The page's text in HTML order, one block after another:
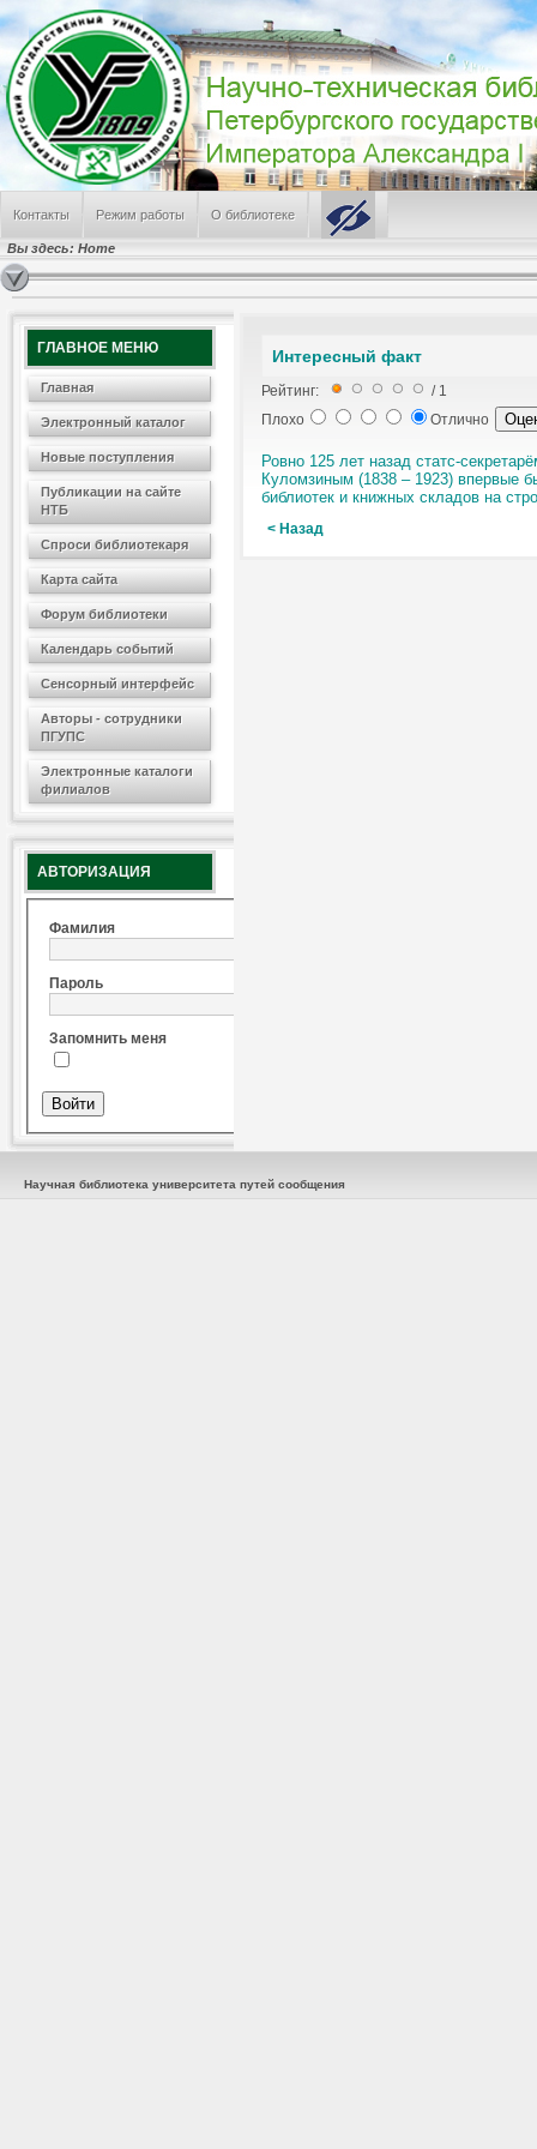
Контакты Режим работы О библиотеке
Вы здесь: Home
ГЛАВНОЕ МЕНЮ
Главная
Электронный каталог
Новые поступления
Публикации на сайте
НТБ
Спроси библиотекаря
Карта сайта
Форум библиотеки
Календарь событий
Сенсорный интерфейс
Авторы - сотрудники
ПГУПС
Электронные каталоги
филиалов
АВТОРИЗАЦИЯ
Фамилия
Пароль
Запомнить меня
Интересный факт
Рейтинг:
/ 1
Плохо
Отлично
Ровно 125 лет назад статс-
Куломзиным (1838 – 1923) впервые
библиотек и книжных складов на
< Назад
Научная библиотека университета путей сообщения